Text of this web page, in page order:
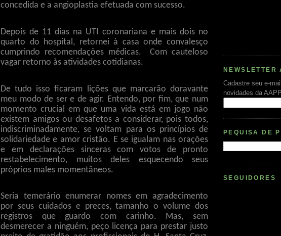
concedida e a angioplastia efetuada com sucesso.
Depois de 11 dias na UTI coronariana e mais dois no
quarto do hospital, retornei à casa onde convalesço
cumprindo recomendações médicas.
Com cauteloso
vagar retorno às atividades cotidianas.
De tudo isso ficaram lições que marcarão doravante
meu modo de ser e de agir. Entendo, por fim, que num
momento crucial em que uma vida está em jogo não
existem amigos ou desafetos a considerar, pois todos,
indiscriminadamente, se voltam para os princípios de
solidariedade e amor cristão. E se igualam nas orações
e em declarações sinceras com votos de pronto
restabelecimento, muitos deles esquecendo seus
próprios males momentâneos.
Seria temerário enumerar nomes em agradecimento
por seus cuidados e preces, tamanho o volume dos
registros que guardo com carinho. Mas, sem
desmerecer a ninguém, peço licença para prestar justo
NEWSLETTER
Cadastre seu e-
novidades da
PEQUISA DE
SEGUIDORES